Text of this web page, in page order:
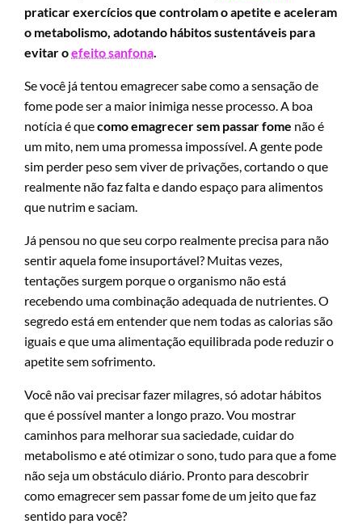
praticar exercícios que controlam o apetite e aceleram
o metabolismo, adotando hábitos sustentáveis para
evitar oefeito sanfona
Se você já tentou emagrecer sabe como a sensação de
fome pode ser a maior inimiga nesse processo. A boa
notícia é quecomo emagrecer sem passar fome não é
um mito, nem uma promessa impossível. A gente pode
sim perder peso sem viver de privações, cortando o que
realmente não faz falta e dando espaço para alimentos
que nutrim e saciam.
Já pensou no que seu corpo realmente precisa para não
sentir aquela fome insuportável? Muitas vezes,
tentações surgem porque o organismo não está
recebendo uma combinação adequada de nutrientes. O
segredo está em entender que nem todas as calorias são
iguais e que uma alimentação equilibrada pode reduzir o
apetite sem sofrimento.
Você não vai precisar fazer milagres, só adotar hábitos
que é possível manter a longo prazo. Vou mostrar
caminhos para melhorar sua saciedade, cuidar do
metabolismo e até otimizar o sono, tudo para que a fome
não seja um obstáculo diário. Pronto para descobrir
como emagrecer sem passar fome de um jeito que faz
sentido para você?